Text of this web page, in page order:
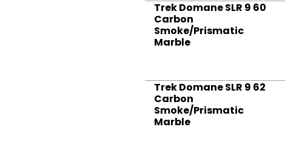
Trek Domane SLR 9 60
Carbon
Smoke/Prismatic
Marble
Trek Domane SLR 9 62
Carbon
Smoke/Prismatic
Marble